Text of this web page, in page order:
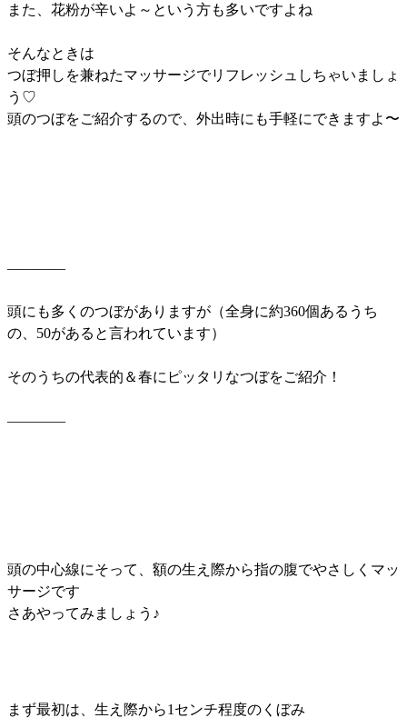
また、花粉が辛いよ～という方も多いですよね
そんなときは
つぼ押しを兼ねたマッサージでリフレッシュしちゃいましょ
う♡
頭のつぼをご紹介するので、外出時にも手軽にできますよ〜
————
頭にも多くのつぼがありますが（全身に約360個あるうち
の、50があると言われています）
そのうちの代表的＆春にピッタリなつぼをご紹介！
————
頭の中心線にそって、額の生え際から指の腹でやさしくマッ
サージです
さあやってみましょう♪
まず最初は、生え際から1センチ程度のくぼみ